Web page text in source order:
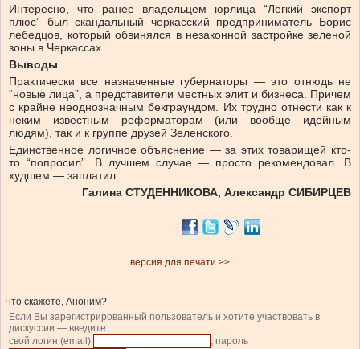
Интересно, что ранее владельцем юрлица “Легкий экспорт
плюс” был скандальный черкасский предприниматель Борис
лебедцов, который обвинялся в незаконной застройке зеленой
зоны в Черкассах.
Выводы
Практически все назначенные губернаторы — это отнюдь не
“новые лица”, а представители местных элит и бизнеса. Причем
с крайне неоднозначным бекграундом. Их трудно отнести как к
неким известным реформаторам (или вообще идейным
людям), так и к группе друзей Зеленского.
Единственное логичное объяснение — за этих товарищей кто-
то “попросил”. В лучшем случае — просто рекомендовал. В
худшем — заплатил.
Галина СТУДЕННИКОВА, Александр СИБИРЦЕВ
версия для печати >>
Что скажете, Аноним?
Если Вы зарегистрированный пользователь и хотите участвовать в
дискуссии — введите
свой логин (email)
, пароль